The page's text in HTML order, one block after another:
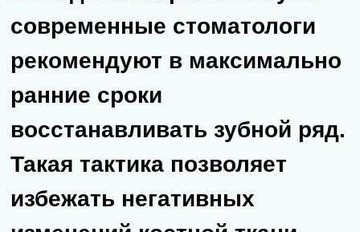
Выпадение коренных зубов
может стать следствием